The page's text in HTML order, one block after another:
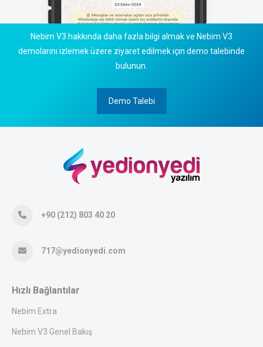
Nebim V3 hakkında daha fazla bilgi almak ve Nebim V3
demolarını izlemek üzere ziyaret edilmek için demo talebinde
bulunun.
Demo Talebi
+90 (212) 803 40 20
717@yedionyedi.com
Hızlı Bağlantılar
Nebim Extra
Nebim V3 Genel Bakış